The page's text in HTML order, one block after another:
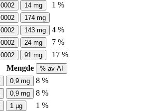
14 mg
1 %
174 mg
143 mg
4 %
24 mg
7 %
91 mg
17 %
Mengde % av AI
0,9 mg
8 %
0,9 mg
8 %
1 µg 1 %